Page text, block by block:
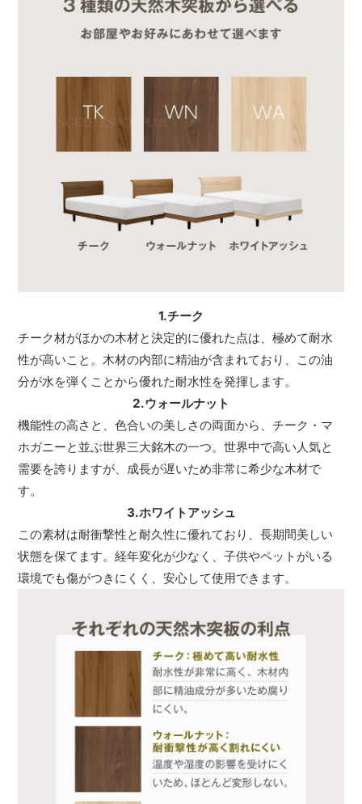
1.チーク
チーク材がほかの木材と決定的に優れた点は、極めて耐水
性が高いこと。木材の内部に精油が含まれており、この油
分が水を弾くことから優れた耐水性を発揮します。
2.ウォールナット
機能性の高さと、色合いの美しさの両面から、チーク・マ
ホガニーと並ぶ世界三大銘木の一つ。世界中で高い人気と
需要を誇りますが、成長が遅いため非常に希少な木材で
す。
3.ホワイトアッシュ
この素材は耐衝撃性と耐久性に優れており、長期間美しい
状態を保てます。経年変化が少なく、子供やペットがいる
環境でも傷がつきにくく、安心して使用できます。